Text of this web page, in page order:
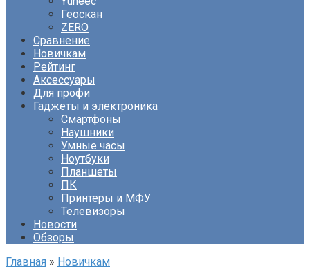
Геоскан
ZERO
Сравнение
Новичкам
Рейтинг
Аксессуары
Для профи
Гаджеты и электроника
Смартфоны
Наушники
Умные часы
Ноутбуки
Планшеты
ПК
Принтеры и МФУ
Телевизоры
Новости
Обзоры
Главная » Новичкам